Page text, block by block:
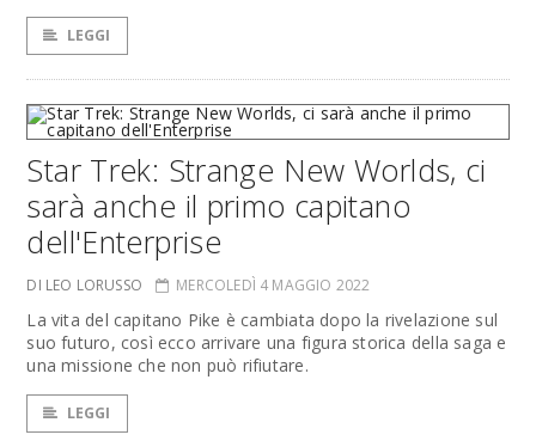
LEGGI
Star Trek: Strange New Worlds, ci
sarà anche il primo capitano
dell'Enterprise
DI LEO LORUSSO MERCOLEDÌ 4 MAGGIO 2022
La vita del capitano Pike è cambiata dopo la rivelazione sul
suo futuro, così ecco arrivare una figura storica della saga e
una missione che non può rifiutare.
LEGGI